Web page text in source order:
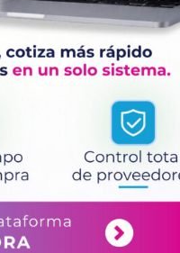
Diseño ERGO™:
fatiga y mejora
Filos
eficiente
Acero de alto
Acabado
Longitud total
1000V
cantidad